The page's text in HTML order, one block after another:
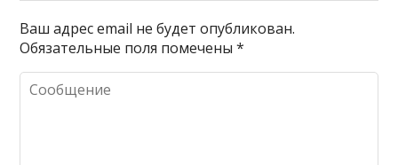
Ваш адрес email не будет опубликован.
Обязательные поля помечены*